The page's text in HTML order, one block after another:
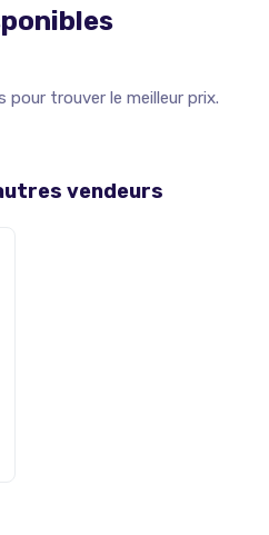
trouver le meilleur prix.
vendeurs